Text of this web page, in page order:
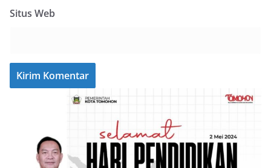
Situs Web